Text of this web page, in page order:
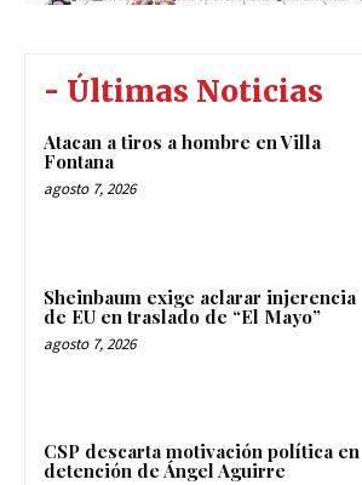
- Últimas Noticias
Atacan a tiros a hombre en Villa
Fontana
agosto 7, 2026
Sheinbaum exige aclarar injerencia
de EU en traslado de “El Mayo”
agosto 7, 2026
CSP descarta motivación política en
detención de Ángel Aguirre